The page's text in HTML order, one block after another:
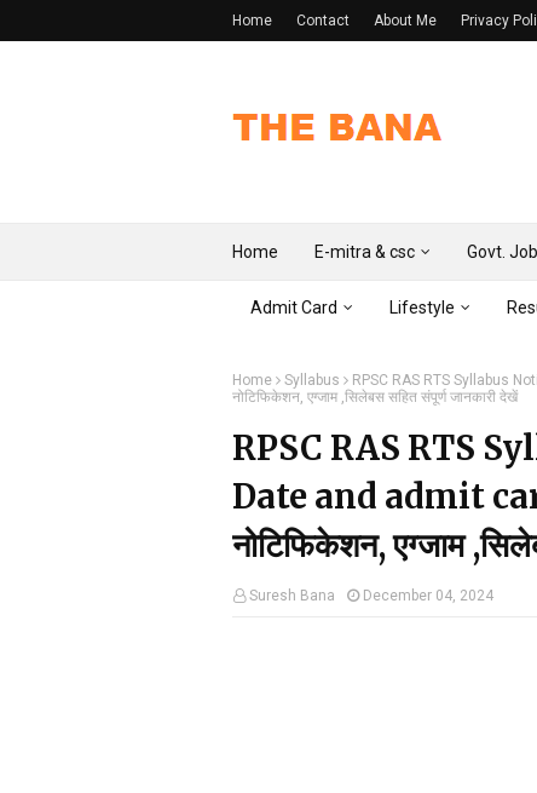
Home Contact About Me Privacy
Home E-mitra & csc Govt. Job
Admit Card Lifestyle
Home Syllabus
RPSC RAS RTS Syllabus
नोटिफिकेशन, एग्जाम ,सिलेबस सहित संपूर्ण जानकारी देखें
RPSC RAS RTS
Date and admit card
नोटिफिकेशन, एग्जाम
Suresh Bana December 04, 2024